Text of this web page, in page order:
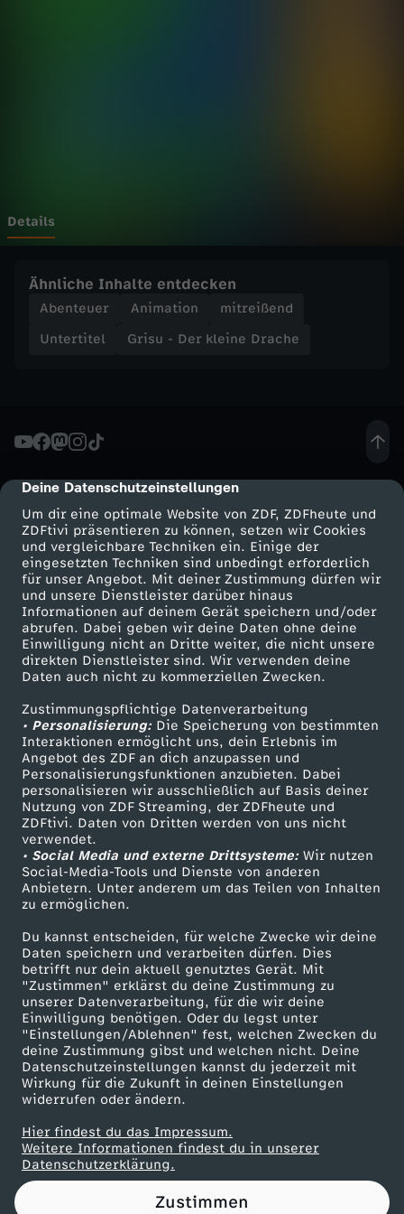
cmp-dialog-description
Deine Datenschutzeinstellungen
Um dir eine optimale Website von ZDF, ZDFheute und
ZDFtivi präsentieren zu können, setzen wir Cookies
und vergleichbare Techniken ein. Einige der
eingesetzten Techniken sind unbedingt erforderlich
für unser Angebot. Mit deiner Zustimmung dürfen wir
und unsere Dienstleister darüber hinaus
Informationen auf deinem Gerät speichern und/oder
abrufen. Dabei geben wir deine Daten ohne deine
Einwilligung nicht an Dritte weiter, die nicht unsere
direkten Dienstleister sind. Wir verwenden deine
Daten auch nicht zu kommerziellen Zwecken.
Zustimmungspflichtige Datenverarbeitung
• Personalisierung:Die Speicherung von bestimmten
Interaktionen ermöglicht uns, dein Erlebnis im
Angebot des ZDF an dich anzupassen und
Personalisierungsfunktionen anzubieten. Dabei
personalisieren wir ausschließlich auf Basis deiner
Nutzung von ZDF Streaming, der ZDFheute und
ZDFtivi. Daten von Dritten werden von uns nicht
verwendet.
• Social Media und externe Drittsysteme:Wir nutzen
Social-Media-Tools und Dienste von anderen
Anbietern. Unter anderem um das Teilen von Inhalten
zu ermöglichen.
Du kannst entscheiden, für welche Zwecke wir deine
Daten speichern und verarbeiten dürfen. Dies
betrifft nur dein aktuell genutztes Gerät. Mit
"Zustimmen" erklärst du deine Zustimmung zu
unserer Datenverarbeitung, für die wir deine
Einwilligung benötigen. Oder du legst unter
"Einstellungen/Ablehnen" fest, welchen Zwecken du
deine Zustimmung gibst und welchen nicht. Deine
Datenschutzeinstellungen kannst du jederzeit mit
Wirkung für die Zukunft in deinen Einstellungen
widerrufen oder ändern.
Hier findest du das Impressum.
Weitere Informationen findest du in unserer
Datenschutzerklärung.
Zustimmen
i
e
a
c
h
e
-
D
e
r
S
c
h
l
ü
s
s
e
l
z
Details
Ähnliche Inhalte entdecken
Abenteuer Animation
mitreißend
Untertitel
Grisu - Der kleine Drache
Mehr ZDF
ZDF-Apps
Smart TV
ZDFtext
Livestreams
Sendungen A-Z
TV-Programm
Service
ZDFmitreden
Kontakt zum ZDF
Tickets
Zuschauerservice
Hilfe
ZDF Unternehmen
Karriere
ZDF goes Schule
Werbefernsehen
Mainzelmännchen
Partner